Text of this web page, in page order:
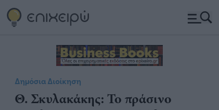
Δημόσια Διοίκηση
Θ. Σκυλακάκης: Το πράσινο